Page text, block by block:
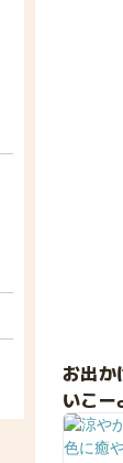
お出か
いこ